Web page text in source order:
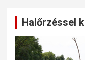
Halőrzéssel